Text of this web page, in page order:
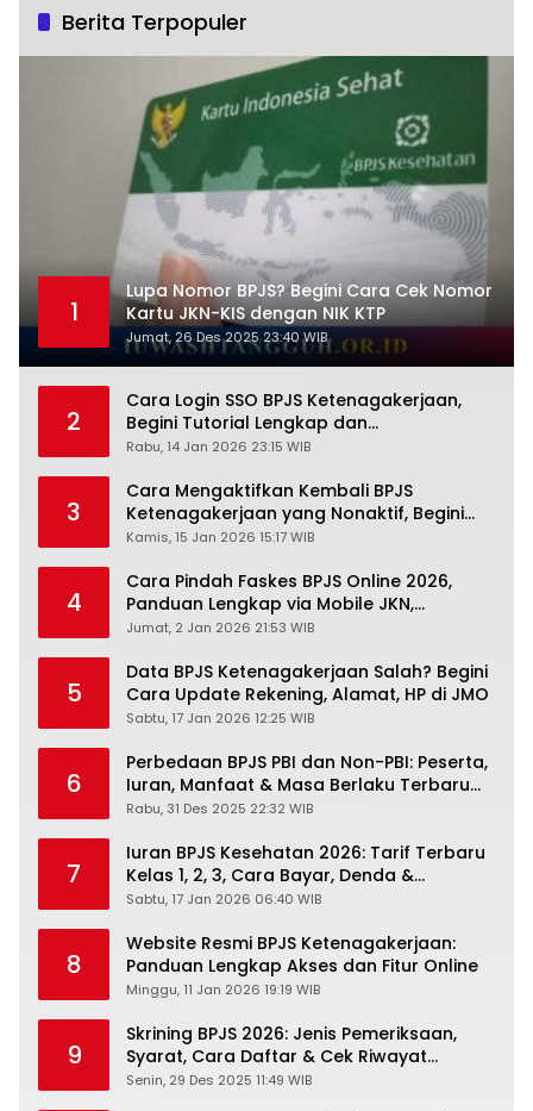
Berita Terpopuler
1
Lupa Nomor BPJS? Begini Cara Cek Nomor
Kartu JKN-KIS dengan NIK KTP
Jumat, 26 Des 2025 23:40 WIB
2
Cara Login SSO BPJS Ketenagakerjaan,
Begini Tutorial Lengkap dan
Pengertiannya
Rabu, 14 Jan 2026 23:15 WIB
3
Cara Mengaktifkan Kembali BPJS
Ketenagakerjaan yang Nonaktif, Begini
Panduan Lengkapnya
Kamis, 15 Jan 2026 15:17 WIB
4
Cara Pindah Faskes BPJS Online 2026,
Panduan Lengkap via Mobile JKN,
PANDAWA & Offiline Kantor Cabang
Jumat, 2 Jan 2026 21:53 WIB
5
Data BPJS Ketenagakerjaan Salah? Begini
Cara Update Rekening, Alamat, HP di JMO
Sabtu, 17 Jan 2026 12:25 WIB
6
Perbedaan BPJS PBI dan Non-PBI: Peserta,
Iuran, Manfaat & Masa Berlaku Terbaru
2026
Rabu, 31 Des 2025 22:32 WIB
7
Iuran BPJS Kesehatan 2026: Tarif Terbaru
Kelas 1, 2, 3, Cara Bayar, Denda &
Panduan Lengkap Peserta JKN-KIS
Sabtu, 17 Jan 2026 06:40 WIB
8
Website Resmi BPJS Ketenagakerjaan:
Panduan Lengkap Akses dan Fitur Online
Minggu, 11 Jan 2026 19:19 WIB
9
Skrining BPJS 2026: Jenis Pemeriksaan,
Syarat, Cara Daftar & Cek Riwayat
Kesehatan Gratis
Senin, 29 Des 2025 11:49 WIB